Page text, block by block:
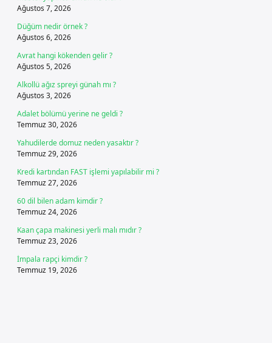
Ağustos 7, 2026
Düğüm nedir örnek ?
Ağustos 6, 2026
Avrat hangi kökenden gelir ?
Ağustos 5, 2026
Alkollü ağız spreyi günah mı ?
Ağustos 3, 2026
Adalet bölümü yerine ne geldi ?
Temmuz 30, 2026
Yahudilerde domuz neden yasaktır ?
Temmuz 29, 2026
Kredi kartından FAST işlemi yapılabilir mi ?
Temmuz 27, 2026
60 dil bilen adam kimdir ?
Temmuz 24, 2026
Kaan çapa makinesi yerli malı mıdır ?
Temmuz 23, 2026
İmpala rapçi kimdir ?
Temmuz 19, 2026